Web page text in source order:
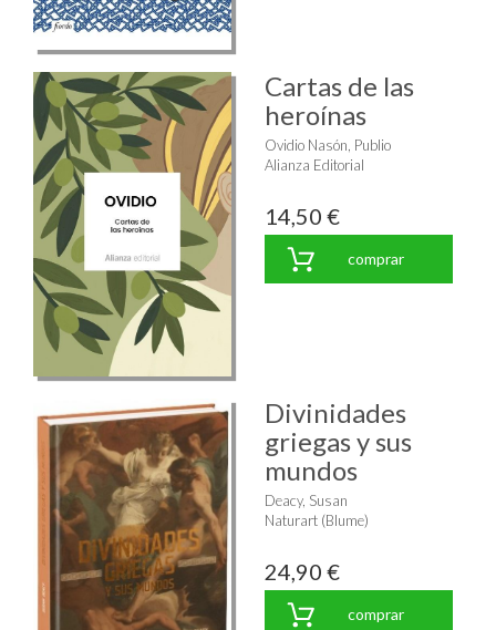
Cartas de las
heroínas
Ovidio Nasón, Publio
Alianza Editorial
14,50 €
comprar
Divinidades
griegas y sus
mundos
Deacy, Susan
Naturart (Blume)
24,90 €
comprar